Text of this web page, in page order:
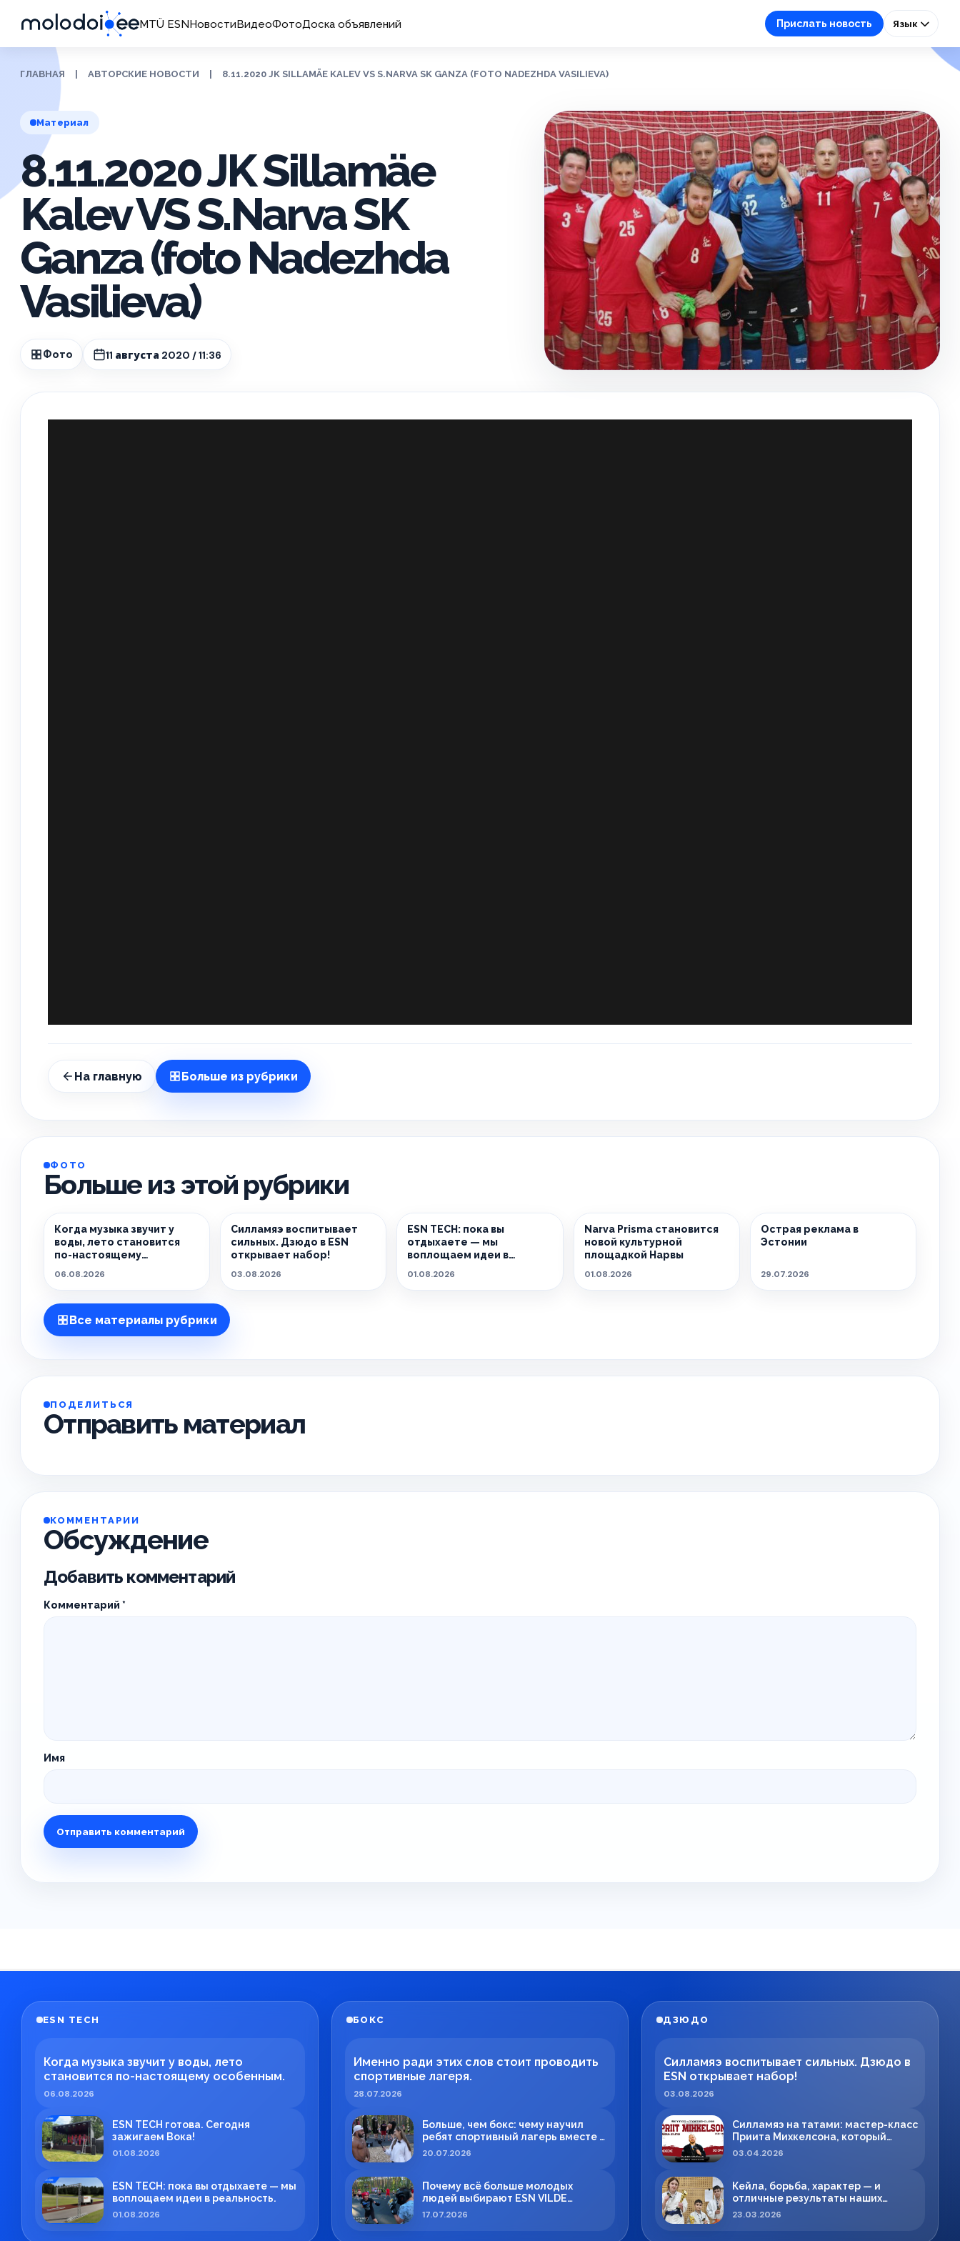
MTÜ ESNНовостиВидеоФотоДоска объявлений Прислать новость Язык
ГЛАВНАЯ АВТОРСКИЕ НОВОСТИ 8.11.2020 JK SILLAMÄE KALEV VS S.NARVA SK GANZA (FOTO NADEZHDA VASILIEVA)
Материал
8.11.2020 JK Sillamäe
Kalev VS S.Narva SK
Ganza (foto Nadezhda
Vasilieva)
Фото 11 августа 2020 / 11:36
На главную Больше из рубрики
ФОТО
Больше из этой рубрики
Когда музыка звучит у
воды, лето становится
по-настоящему
06.08.2026
Силламяэ воспитывает
сильных. Дзюдо в ESN
открывает набор!
03.08.2026
ESN TECH: пока вы
отдыхаете — мы
воплощаем идеи в
01.08.2026
Narva Prisma становится
новой культурной
площадкой Нарвы
01.08.2026
Острая реклама в
Эстонии
29.07.2026
Все материалы рубрики
ПОДЕЛИТЬСЯ
Отправить материал
КОММЕНТАРИИ
Обсуждение
Добавить комментарий
Комментарий *
Имя
ESN TECH
Когда музыка звучит у воды, лето
становится по-настоящему особенным.
06.08.2026
ESN TECH готова. Сегодня
зажигаем Вока!
01.08.2026
ESN TECH: пока вы отдыхаете — мы
воплощаем идеи в реальность.
01.08.2026
БОКС
Именно ради этих слов стоит проводить
спортивные лагеря.
28.07.2026
Больше, чем бокс: чему научил
ребят спортивный лагерь вместе с
Максимом Вильде
20.07.2026
Почему всё больше молодых
людей выбирают ESN VILDE
BOXING в Силламяэ?
17.07.2026
ДЗЮДО
Силламяэ воспитывает сильных. Дзюдо в
ESN открывает набор!
03.08.2026
Силламяэ на татами: мастер-класс
Приита Михкелсона, который
меняет правила игры в регионе
03.04.2026
Кейла, борьба, характер — и
отличные результаты наших
спортсменов!
23.03.2026